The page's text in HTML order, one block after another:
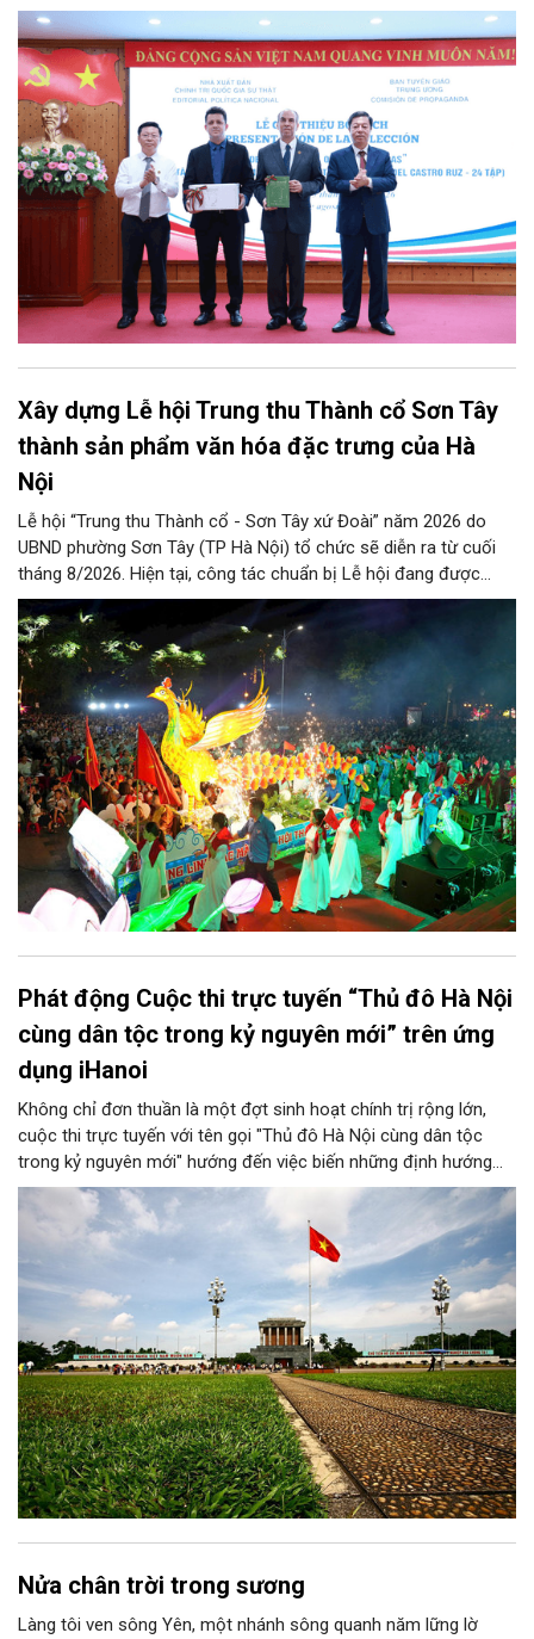
Đảng, Nhà nước và nhân dân Việt Nam, chiều 5/8, tại Hà Nội,
Nhà xuất bản Chính trị quốc gia Sự thật phối hợp với Ban Tuyên
giáo Trung ương tổ chức Lễ giới thiệu bộ sách “Tuyển tập các
tác phẩm chọn lọc của Tổng Tư lệnh Fidel Castro Ruz” gồm 24
tập bằng tiếng Tây Ban Nha.
Xây dựng Lễ hội Trung thu Thành cổ Sơn Tây
thành sản phẩm văn hóa đặc trưng của Hà
Nội
Lễ hội “Trung thu Thành cổ - Sơn Tây xứ Đoài” năm 2026 do
UBND phường Sơn Tây (TP Hà Nội) tổ chức sẽ diễn ra từ cuối
tháng 8/2026. Hiện tại, công tác chuẩn bị Lễ hội đang được
chính quyền phường Sơn Tây cùng các phòng, ban, ngành, đơn
vị và 25 tổ dân phố khẩn trương triển khai, tạo khí thế sôi nổi,
sẵn sàng mang đến cho Nhân dân và du khách một mùa Trung
thu quy mô, đặc sắc và giàu bản sắc văn hóa xứ Đoài.
Phát động Cuộc thi trực tuyến “Thủ đô Hà Nội
cùng dân tộc trong kỷ nguyên mới” trên ứng
dụng iHanoi
Không chỉ đơn thuần là một đợt sinh hoạt chính trị rộng lớn,
cuộc thi trực tuyến với tên gọi "Thủ đô Hà Nội cùng dân tộc
trong kỷ nguyên mới" hướng đến việc biến những định hướng
chiến lược trong Nghị quyết số 02-NQ/TW của Bộ Chính trị
thành niềm tin, thành nhận thức chung của mỗi người dân.
Nửa chân trời trong sương
Làng tôi ven sông Yên, một nhánh sông quanh năm lững lờ